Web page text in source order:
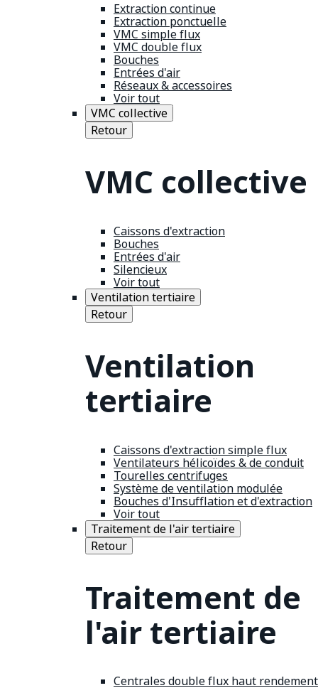
Extraction continue
Extraction ponctuelle
VMC simple flux
VMC double flux
Bouches
Entrées d'air
Réseaux & accessoires
Voir tout
VMC collective
Retour
VMC collective
Caissons d'extraction
Bouches
Entrées d'air
Silencieux
Voir tout
Ventilation tertiaire
Retour
Ventilation
tertiaire
Caissons d'extraction simple flux
Ventilateurs hélicoïdes & de conduit
Tourelles centrifuges
Système de ventilation modulée
Bouches d'Insufflation et d'extraction
Voir tout
Traitement de l'air tertiaire
Retour
Traitement de
l'air tertiaire
Centrales double flux haut rendement